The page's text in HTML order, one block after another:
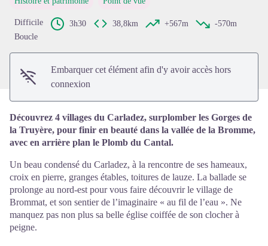
Voir l'image en plein écran
Difficile 3h30 38,8km +567m
-570m
Boucle
Embarquer cet élément afin d'y avoir accès hors
connexion
Découvrez 4 villages du Carladez, surplomber les Gorges de
la Truyère, pour finir en beauté dans la vallée de la Bromme,
avec en arrière plan le Plomb du Cantal.
Un beau condensé du Carladez, à la rencontre de ses hameaux,
croix en pierre, granges étables, toitures de lauze. La ballade se
prolonge au nord-est pour vous faire découvrir le village de
Brommat, et son sentier de l’imaginaire « au fil de l’eau ». Ne
manquez pas non plus sa belle église coiffée de son clocher à
peigne.